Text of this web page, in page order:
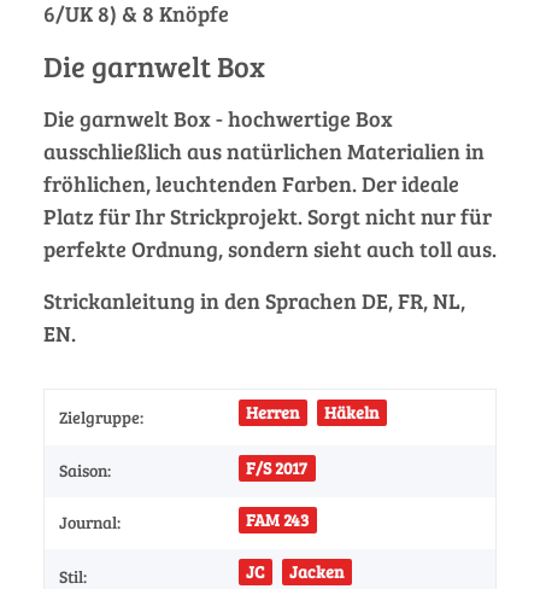
6/UK 8) & 8 Knöpfe
Die garnwelt Box
Die garnwelt Box - hochwertige Box
ausschließlich aus natürlichen Materialien in
fröhlichen, leuchtenden Farben. Der ideale
Platz für Ihr Strickprojekt. Sorgt nicht nur für
perfekte Ordnung, sondern sieht auch toll aus.
Strickanleitung in den Sprachen DE, FR, NL,
EN.
Zielgruppe: Herren Häkeln
Saison: F/S 2017
Journal: FAM 243
Stil: JC Jacken